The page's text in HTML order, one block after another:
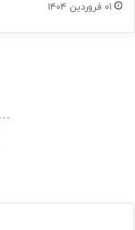
۰۱ فروردین ۱۴۰۴